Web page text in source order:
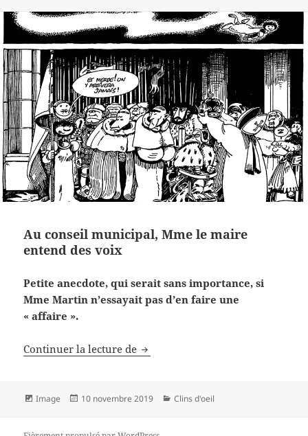
Au conseil municipal, Mme le maire
entend des voix
Petite anecdote, qui serait sans importance, si
Mme Martin n’essayait pas d’en faire une
« affaire ».
Continuer la lecture de Au conseil municipal, Mme le
Format
Image
Publié
10 novembre 2019 Catégories
Clins d'oeil